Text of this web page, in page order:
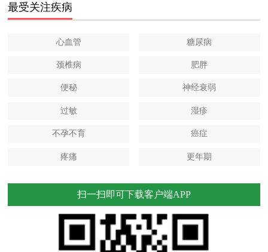
最受关注疾病
心血管 糖尿病
颈椎病 肥胖
便秘 神经衰弱
过敏 湿疹
不孕不育 癌症
疼痛 更年期
扫一扫即可下载客户端APP